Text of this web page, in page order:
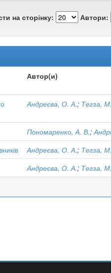
на сторінку: Автори:
Автор(и)
Андреєва, О. А.; Тегза,
Пономаренко, А. В.;
Андреєва, О. А.; Тегза,
Андреєва, О. А.; Тегза,